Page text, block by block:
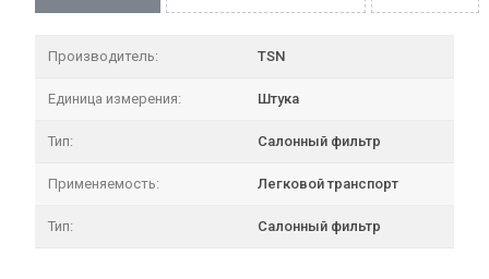
Производитель: TSN
Единица измерения: Штука
Тип: Салонный фильтр
Применяемость: Легковой транспорт
Тип: Салонный фильтр